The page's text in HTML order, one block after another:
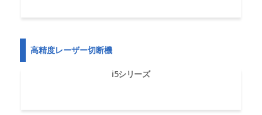
高精度レーザー切断機
i5シリーズ